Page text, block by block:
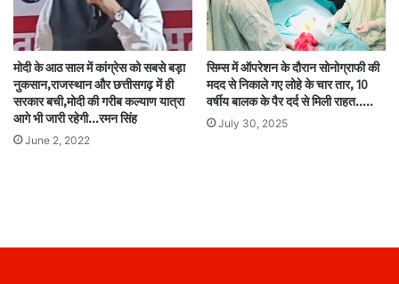
मोदी के आठ साल में कांग्रेस को सबसे बड़ा
नुकसान,राजस्थान और छत्तीसगढ़ में ही
सरकार बची,मोदी की गरीब कल्याण यात्रा
आगे भी जारी रहेगी…रमन सिंह
June 2, 2022
सिम्स में ऑपरेशन के दौरान सोनोग्राफी की
मदद से निकाले गए लोहे के चार तार, 10
वर्षीय बालक के पैर दर्द से मिली राहत…..
July 30, 2025